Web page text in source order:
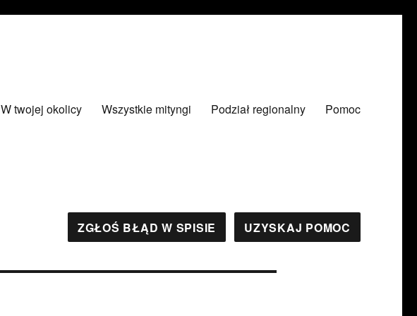
W twojej okolicy Wszystkie mityngi Podział regionalny Pomoc
ZGŁOŚ BŁĄD W SPISIE UZYSKAJ POMOC